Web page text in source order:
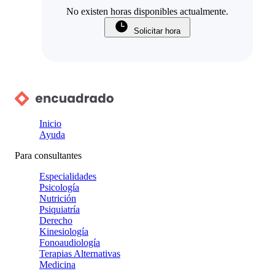
No existen horas disponibles actualmente.
Solicitar hora
Inicio
Ayuda
Para consultantes
Especialidades
Psicología
Nutrición
Psiquiatría
Derecho
Kinesiología
Fonoaudiología
Terapias Alternativas
Medicina